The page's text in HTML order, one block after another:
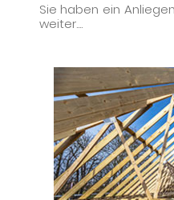
Sie haben ein
wei­ter....